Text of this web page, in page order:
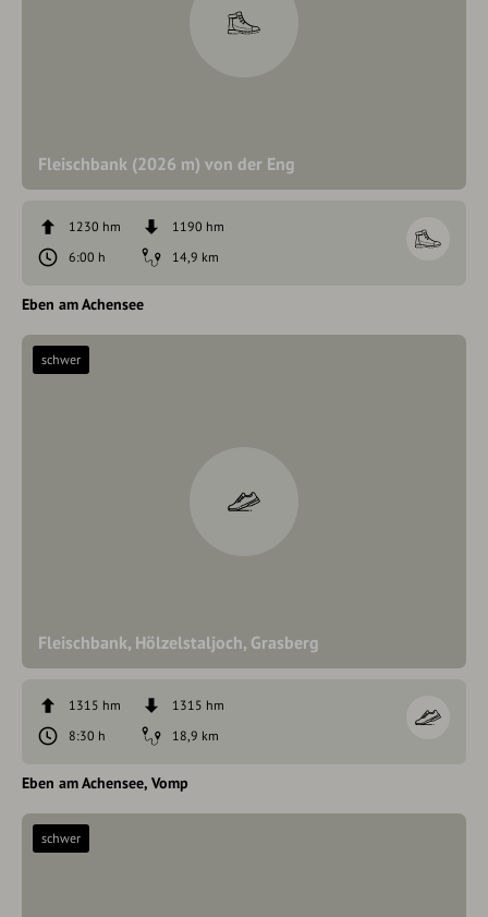
Fleischbank (2026 m) von der Eng
1230 hm
1190 hm
6:00 h
14,9 km
Eben am Achensee
Fleischbank, Hölzelstaljoch, Grasberg
schwer
1315 hm
1315 hm
8:30 h
18,9 km
Eben am Achensee Vomp
schwer